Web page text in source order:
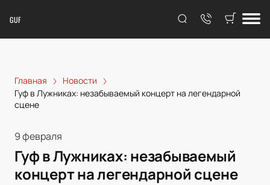
GUF
Главная
Новости
Гуф в Лужниках: незабываемый концерт на легендарной
сцене
9 февраля
Гуф в Лужниках: незабываемый
концерт на легендарной сцене